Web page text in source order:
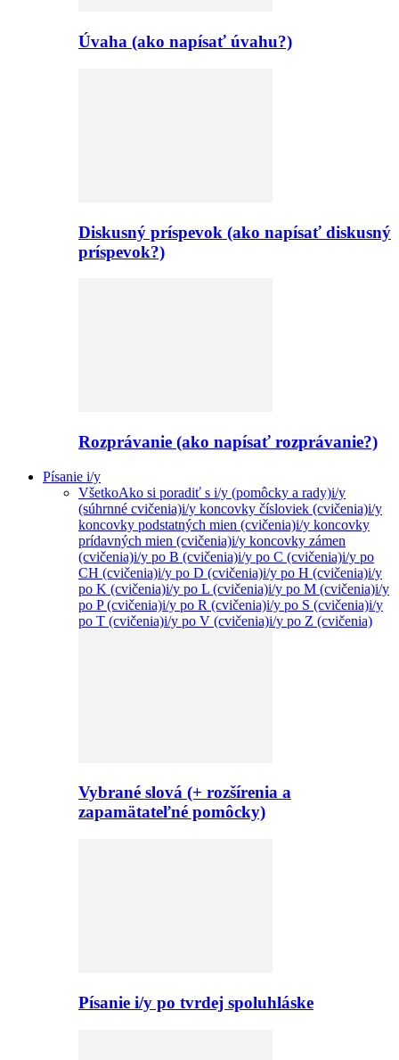
Úvaha (ako napísať úvahu?)
Diskusný príspevok (ako napísať diskusný
príspevok?)
Rozprávanie (ako napísať rozprávanie?)
Písanie i/y
VšetkoAko si poradiť s i/y (pomôcky a rady)i/y
(súhrnné cvičenia)i/y koncovky čísloviek (cvičenia)i/y
koncovky podstatných mien (cvičenia)i/y koncovky
prídavných mien (cvičenia)i/y koncovky zámen
(cvičenia)i/y po B (cvičenia)i/y po C (cvičenia)i/y po
CH (cvičenia)i/y po D (cvičenia)i/y po H (cvičenia)i/y
po K (cvičenia)i/y po L (cvičenia)i/y po M (cvičenia)i/y
po P (cvičenia)i/y po R (cvičenia)i/y po S (cvičenia)i/y
po T (cvičenia)i/y po V (cvičenia)i/y po Z (cvičenia)
Vybrané slová (+ rozšírenia a
zapamätateľné pomôcky)
Písanie i/y po tvrdej spoluhláske